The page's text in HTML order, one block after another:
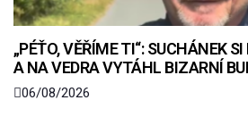
„PÉŤO, VĚŘÍME TI“: SUCHÁNEK
A NA VEDRA VYTÁHL BIZARNÍ
06/08/2026